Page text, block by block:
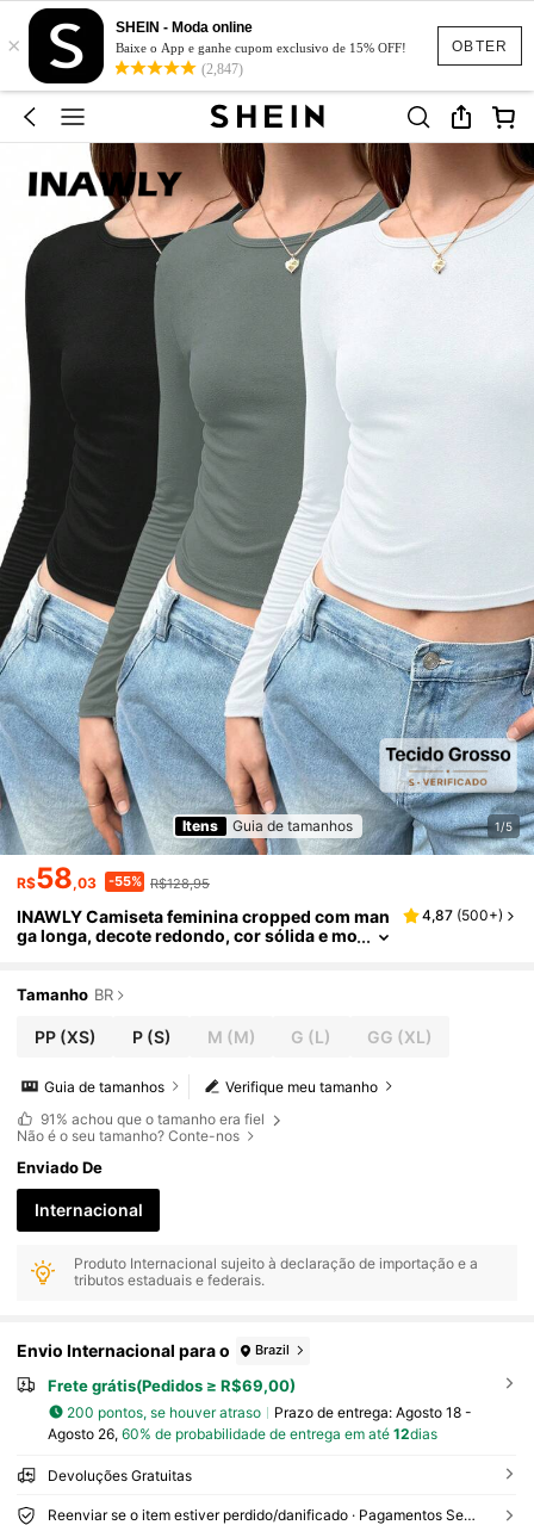
OBTER
×
SHEIN - Moda online
Baixe o App e ganhe cupom exclusivo de 15% OFF!
(2,847)
Itens Guia de tamanhos 1/5
R$58,03 -55% R$128,95
INAWLY Camiseta feminina cropped com man
ga longa, decote redondo, cor sólida e mo
4,87 (500+)
Tamanho BR
PP(XS) P(S) M (M) G (L) GG (XL)
Verifique meu tamanho
Guia de tamanhos
91% achou que o tamanho era fiel
Não é o seu tamanho? Conte-nos
Enviado De
Internacional
Produto Internacional sujeito à declaração de importação e a
tributos estaduais e federais.
Envio Internacional para o Brazil
Frete grátis(Pedidos ≥ R$69,00)
200 pontos, se houver atraso Prazo de entrega: Agosto 18 -
Agosto 26, 60% de probabilidade de entrega em até 12dias
Devoluções Gratuitas
Reenviar se o item estiver perdido/danificado · Pagamentos Seguros · Proteção de privacidade